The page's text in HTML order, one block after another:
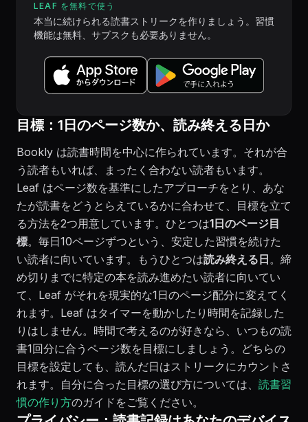
LEAF を無料で使う
本当に続けられる読書ストリークを作りましょう。習慣
機能は無料、サブスクも必要ありません。
目標：1日のページ数か、読み終える日か
Bookly は読書時間を中心に作られています。それが合
う読者もいれば、まったく合わない読者もいます。
Leaf はページ数を基準にしたアプローチをとり、あな
たが読書をどうとらえているかに合わせて、目標を立て
る方法を2つ用意しています。ひとつは1日のページ目
標。毎日10ページずつという、安定した習慣を続けた
い読者に向いています。もうひとつは読み終える日 。締
め切りまでに特定の本を読み進めたい読者に向いてい
て、Leaf がそれを現実的な1日のページ配分に変えてく
れます。Leaf はタイマーを動かしたり時間を記録した
りはしません。時間で考えるのが好きなら、いつもの読
書1回分に合うページ数を目標にしましょう。どちらの
目標を設定しても、読んだ日はストリークにカウントさ
れます。自分に合った目標の選び方については、 読書習
慣の作り方のガイドをご覧ください。